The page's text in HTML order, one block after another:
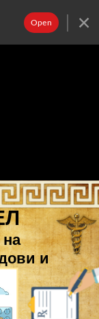
Open
на
и